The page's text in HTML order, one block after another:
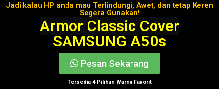
Jadi kalau HP anda mau Terlindungi, Awet, dan tetap Keren
Segera Gunakan!
Armor Classic Cover
SAMSUNG A50s
Pesan Sekarang
Tersedia 4 Pilihan Warna Favorit